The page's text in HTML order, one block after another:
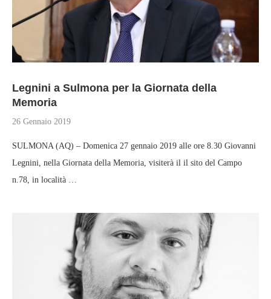
Legnini a Sulmona per la Giornata della
Memoria
26 Gennaio 2019
SULMONA (AQ) – Domenica 27 gennaio 2019 alle ore 8.30 Giovanni
Legnini, nella Giornata della Memoria, visiterà il il sito del Campo
n.78, in località …